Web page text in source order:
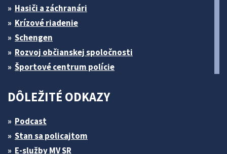
Hasiči a záchranári
Krízové riadenie
Schengen
Rozvoj občianskej spoločnosti
Športové centrum polície
DÔLEŽITÉ ODKAZY
Podcast
Stan sa policajtom
E-služby MV SR